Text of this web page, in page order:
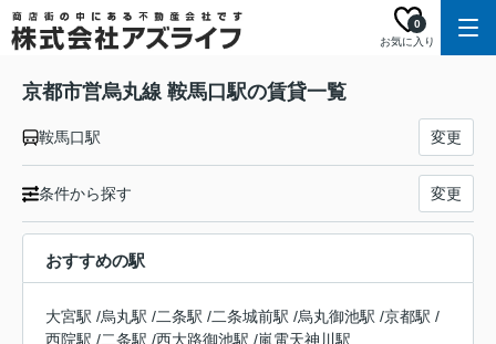
お気に入り
0
京都市営烏丸線 鞍馬口駅の賃貸一覧
鞍馬口駅 変更
条件から探す 変更
おすすめの駅
大宮駅 /烏丸駅 /二条駅 /二条城前駅 /烏丸御池駅 /京都駅 /
西院駅 /二条駅 /西大路御池駅 /嵐電天神川駅